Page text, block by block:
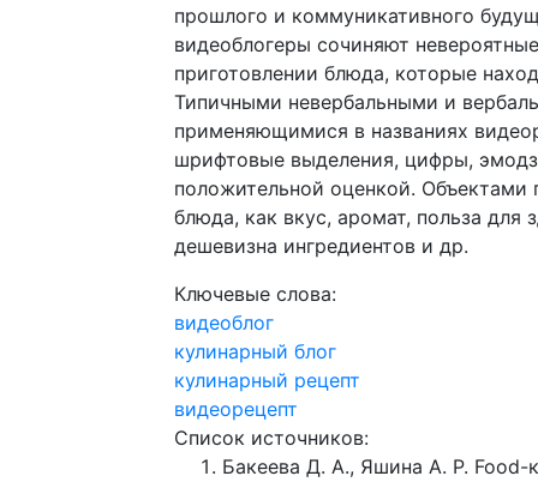
прошлого и коммуникативного
видеоблогеры сочиняют
приготовлении блюда, которые
Типичными невербальными и
применяющимися в названиях
шрифтовые выделения, цифры,
положительной оценкой. Объектами
блюда, как вкус, аромат, польза для
дешевизна ингредиентов и др.
Ключевые слова:
видеоблог
кулинарный блог
кулинарный рецепт
видеорецепт
Список источников:
Бакеева Д. А., Яшина А. Р. Food-